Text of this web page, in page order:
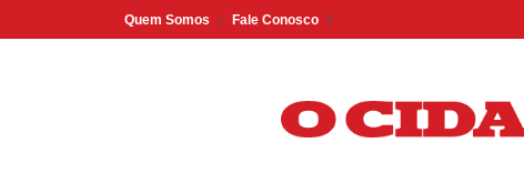
to
Quem Somos Fale Conosco